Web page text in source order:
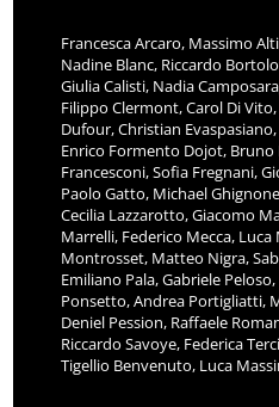
Francesca Arcaro, Massimo
Nadine Blanc, Riccardo
Giulia Calisti, Nadia
Filippo Clermont, Carol Di
Dufour, Christian
Enrico Formento Dojot, Bruno
Francesconi, Sofia Fregnani,
Paolo Gatto, Michael
Cecilia Lazzarotto, Giacomo
Marrelli, Federico Mecca,
Montrosset, Matteo Nigra,
Emiliano Pala, Gabriele
Ponsetto, Andrea Portigliatti,
Deniel Pession, Raffaele
Riccardo Savoye, Federica
Tigellio Benvenuto, Luca